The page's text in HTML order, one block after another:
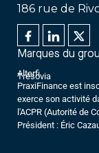
186 rue de
Marques du
Alterfi
Trésovia
PraxiFinance est
exerce son activité
l'ACPR (Autorité de
Président : Éric